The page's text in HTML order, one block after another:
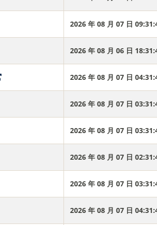
2026 年 08 月 07 日
2026 年 08 月 06 日
2026 年 08 月 07 日
2026 年 08 月 07 日
2026 年 08 月 07 日
2026 年 08 月 07 日
2026 年 08 月 07 日
2026 年 08 月 07 日